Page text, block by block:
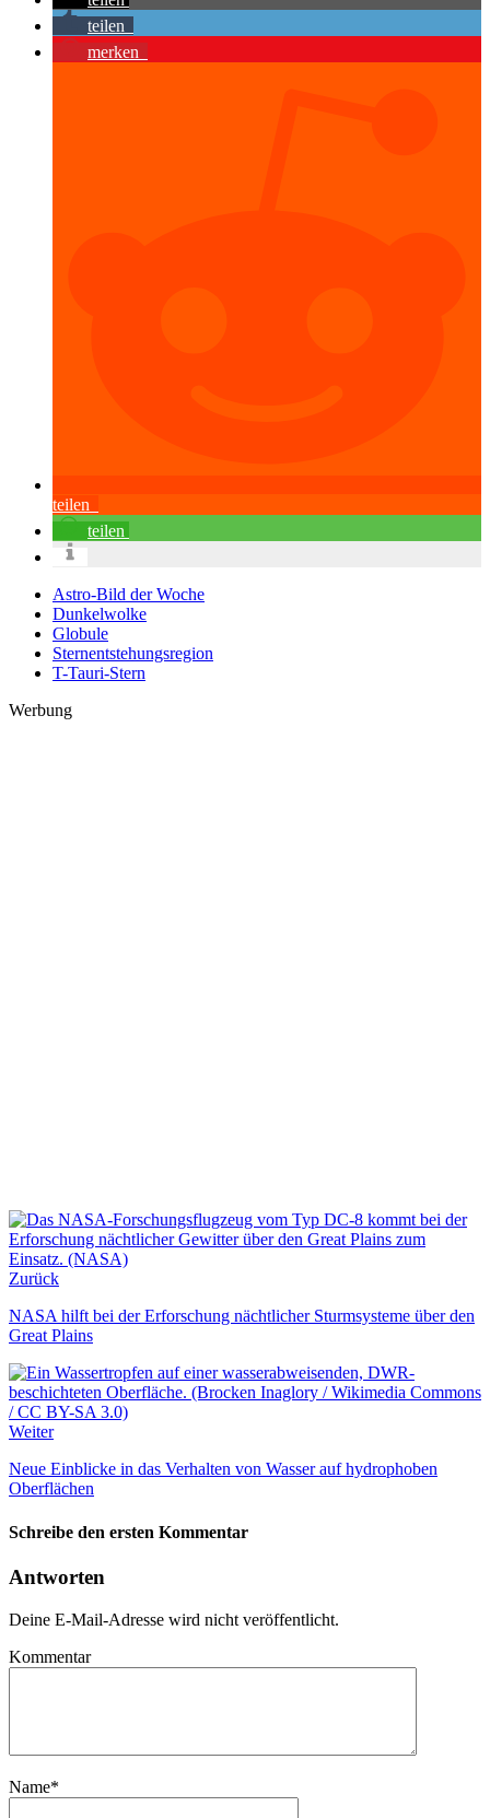
teilen
merken
teilen
teilen
Astro-Bild der Woche
Dunkelwolke
Globule
Sternentstehungsregion
T-Tauri-Stern
Werbung
Zurück
NASA hilft bei der Erforschung nächtlicher Sturmsysteme über den
Great Plains
Weiter
Neue Einblicke in das Verhalten von Wasser auf hydrophoben
Oberflächen
Schreibe den ersten Kommentar
Antworten
Deine E-Mail-Adresse wird nicht veröffentlicht.
Kommentar
Name*